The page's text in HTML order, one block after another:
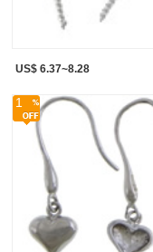
US$ 6.37~8.28
1